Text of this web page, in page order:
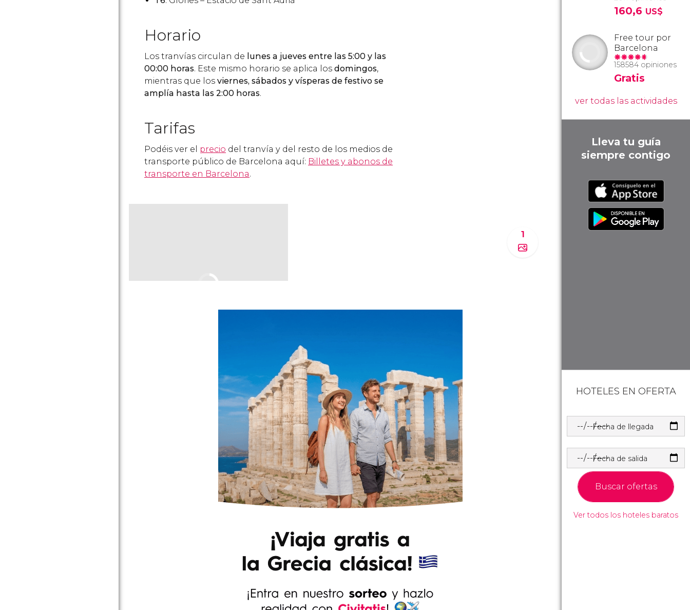
Horario
Los tranvías circulan de lunes a jueves entre las 5:00 y las
00:00 horas. Este mismo horario se aplica los domingos,
mientras que los viernes, sábados y vísperas de festivo se
amplía hasta las 2:00 horas.
Tarifas
Podéis ver el precio del tranvía y del resto de los medios de
transporte público de Barcelona aquí: Billetes y abonos de
transporte en Barcelona.
1
160,6 US$
Free tour por
Barcelona
158584 opiniones
Gratis
ver todas las actividades
Lleva tu guía
siempre contigo
HOTELES EN OFERTA
Fecha de llegada
Fecha de salida
Buscar ofertas
Ver todos los hoteles baratos